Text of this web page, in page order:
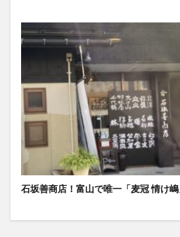
石坂善商店！富山で唯一「麦冠 情け